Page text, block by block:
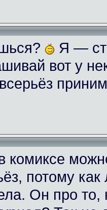
Я —
вот у
комиксе
потому
Он про то,